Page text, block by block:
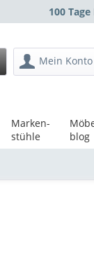
100 Tage
Mein Konto
Marken-
stühle
blog